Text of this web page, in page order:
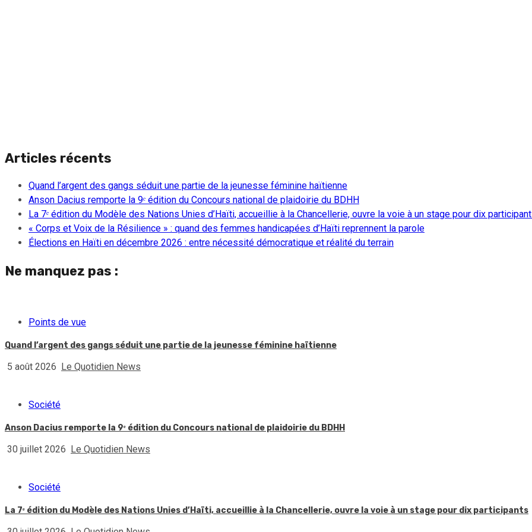
Articles récents
Quand l’argent des gangs séduit une partie de la jeunesse féminine haïtienne
Anson Dacius remporte la 9ᵉ édition du Concours national de plaidoirie du BDHH
La 7ᵉ édition du Modèle des Nations Unies d’Haïti, accueillie à la Chancellerie, ouvre la voie à un stage pour dix
« Corps et Voix de la Résilience » : quand des femmes handicapées d’Haïti reprennent la parole
Élections en Haïti en décembre 2026 : entre nécessité démocratique et réalité du terrain
Ne manquez pas :
Points de vue
Quand l’argent des gangs séduit une partie de la jeunesse féminine haïtienne
5 août 2026 Le Quotidien News
Société
Anson Dacius remporte la 9ᵉ édition du Concours national de plaidoirie du BDHH
30 juillet 2026 Le Quotidien News
Société
La 7ᵉ édition du Modèle des Nations Unies d’Haïti, accueillie à la Chancellerie, ouvre la voie à un stage pour dix participants